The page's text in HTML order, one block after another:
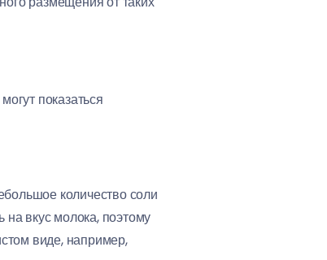
показаться
количество соли
вкус молока, поэтому
виде, например,